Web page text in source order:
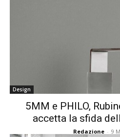
Design
5MM e PHILO,
accetta la sfida
Redazione - 9